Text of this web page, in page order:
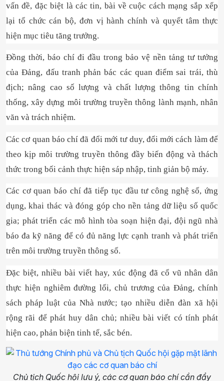
vấn đề, đặc biệt là các tin, bài về cuộc cách mạng sắp xếp
lại tổ chức cán bộ, đơn vị hành chính và quyết tâm thực
hiện mục tiêu tăng trưởng.
Đồng thời, báo chí đi đầu trong bảo vệ nền tảng tư tưởng
của Đảng, đấu tranh phản bác các quan điểm sai trái, thù
địch; nâng cao số lượng và chất lượng thông tin chính
thống, xây dựng môi trường truyền thông lành mạnh, nhân
văn và trách nhiệm.
Các cơ quan báo chí đã đổi mới tư duy, đổi mới cách làm để
theo kịp môi trường truyền thông đầy biến động và thách
thức trong bối cảnh thực hiện sáp nhập, tinh giản bộ máy.
Các cơ quan báo chí đã tiếp tục đầu tư công nghệ số, ứng
dụng, khai thác và đóng góp cho nền tảng dữ liệu số quốc
gia; phát triển các mô hình tòa soạn hiện đại, đội ngũ nhà
báo đa kỹ năng để có đủ năng lực cạnh tranh và phát triển
trên môi trường truyền thông số.
Đặc biệt, nhiều bài viết hay, xúc động đã cổ vũ nhân dân
thực hiện nghiêm đường lối, chủ trương của Đảng, chính
sách pháp luật của Nhà nước; tạo nhiều diễn đàn xã hội
rộng rãi để phát huy dân chủ; nhiều bài viết có tính phát
hiện cao, phản biện tinh tế, sắc bén.
Chủ tịch Quốc hội lưu ý, các cơ quan báo chí cần đẩy